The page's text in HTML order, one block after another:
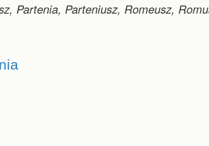
Partenia, Parteniusz, Romeusz,